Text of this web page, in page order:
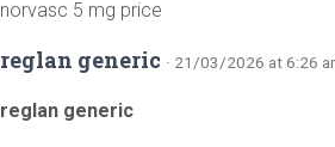
norvasc 5 mg price
reglan generic · 21/03/2026 at 6:26
reglan generic